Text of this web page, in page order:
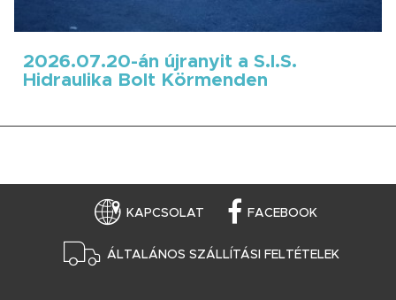
2026.07.20-án újranyit a S.I.S.
Hidraulika Bolt Körmenden
KAPCSOLAT FACEBOOK
ÁLTALÁNOS SZÁLLÍTÁSI FELTÉTELEK